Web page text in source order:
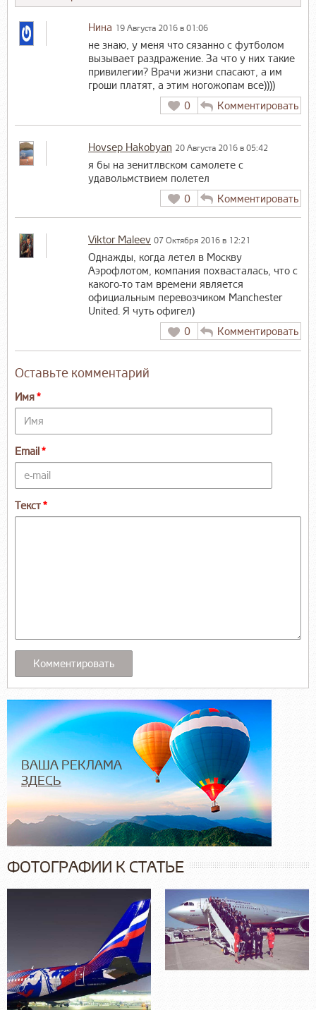
Нина 19 Августа 2016 в 01:06
не знаю, у меня что сязанно с футболом
вызывает раздражение. За что у них такие
привилегии? Врачи жизни спасают, а им
гроши платят, а этим ногожопам все))))
0
Комментировать
Hovsep Hakobyan 20 Августа 2016 в 05:42
я бы на зенитлвском самолете с
удавольмствием полетел
0
Комментировать
Viktor Maleev 07 Октября 2016 в 12:21
Однажды, когда летел в Москву
Аэрофлотом, компания похвасталась, что с
какого-то там времени является
официальным перевозчиком Manchester
United. Я чуть офигел)
0
Комментировать
Оставьте комментарий
Имя
Email
Текст
ВАША РЕКЛАМА
ЗДЕСЬ
ФОТОГРАФИИ К СТАТЬЕ